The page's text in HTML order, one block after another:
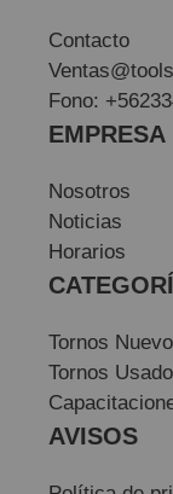
Contacto
Fono:
EMPRESA
Nosotros
Noticias
Horarios
Tornos
Tornos
AVISOS